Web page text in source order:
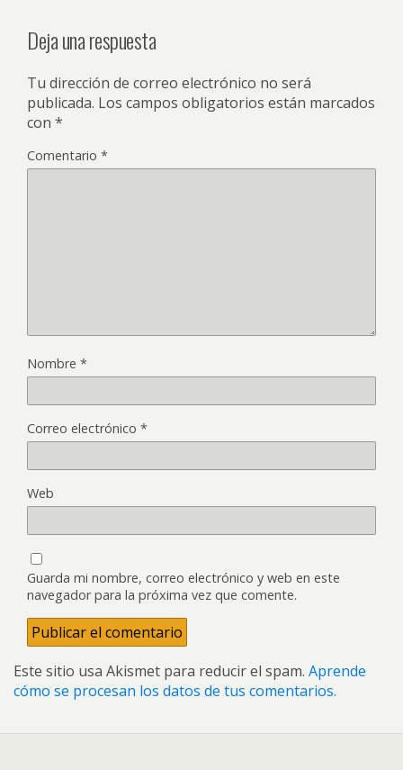
Deja una respuesta
Tu dirección de correo electrónico no será
publicada. Los campos obligatorios están marcados
con *
Comentario *
Nombre *
Correo electrónico *
Web
Guarda mi nombre, correo electrónico y web en este
navegador para la próxima vez que comente.
Este sitio usa Akismet para reducir el spam. Aprende
cómo se procesan los datos de tus comentarios.